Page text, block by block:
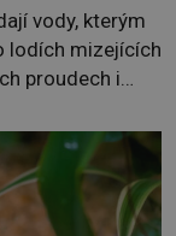
vody, kterým
lodích mizejících
proudech i
trojúhelník
jen